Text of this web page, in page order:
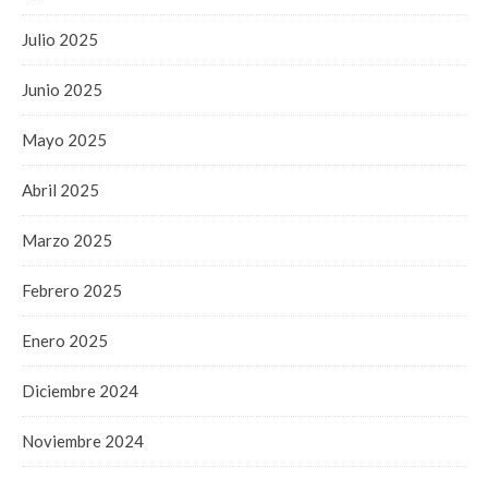
Julio 2025
Junio 2025
Mayo 2025
Abril 2025
Marzo 2025
Febrero 2025
Enero 2025
Diciembre 2024
Noviembre 2024